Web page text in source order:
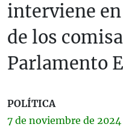
interviene
de los
Parlamento
POLÍTICA
7 de noviembre de 2024